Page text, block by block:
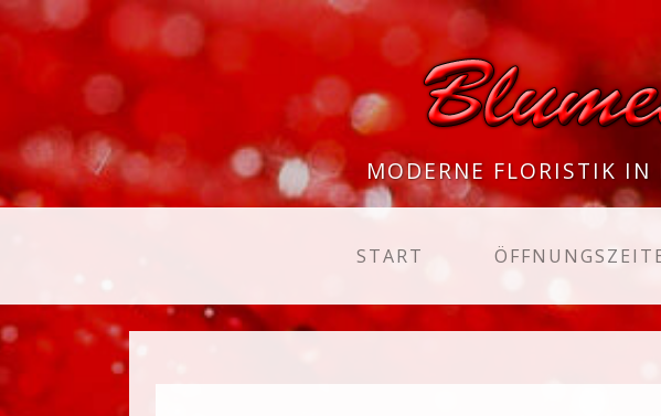
MODERNE FLORISTIK IN
START (CURRENT)